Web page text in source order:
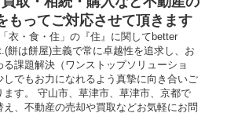
もってご対応させて頂きます
衣・食・住」の『住』に関してbetter
餅は餅屋)主義で常に卓越性を追求し、お
課題解決（ワンストップソリューショ
しでもお力になれるよう真摯に向き合いご
す。 守山市、草津市、草津市、京都で
、不動産の売却や買取などお気軽にお問